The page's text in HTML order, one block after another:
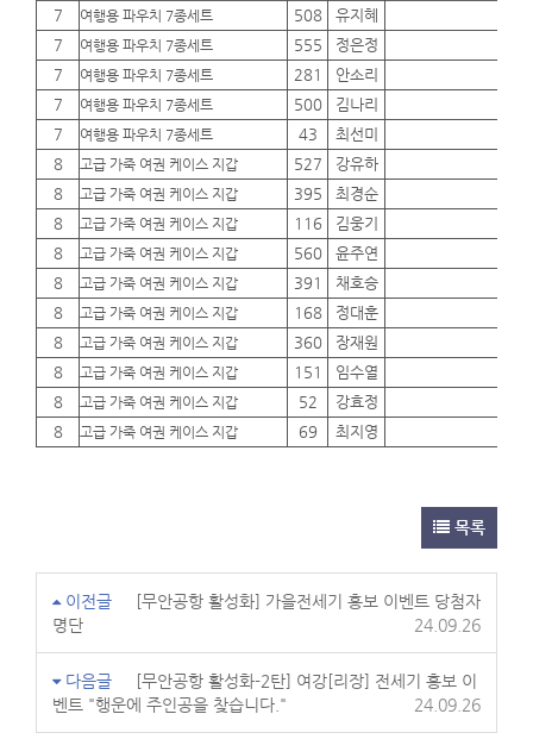
7
여행용 파우치 7종세트 508 유지혜
7
여행용 파우치 7종세트 555 정은정
7
여행용 파우치 7종세트 281 안소리
7
여행용 파우치 7종세트 500 김나리
7
여행용 파우치 7종세트 43 최선미
8
고급 가죽 여권 케이스 지갑 527 강유하
8
고급 가죽 여권 케이스 지갑 395 최경순
8
고급 가죽 여권 케이스 지갑 116 김웅기
8
고급 가죽 여권 케이스 지갑 560 윤주연
8
고급 가죽 여권 케이스 지갑 391 채호승
8
고급 가죽 여권 케이스 지갑 168 정대훈
8
고급 가죽 여권 케이스 지갑 360 장재원
8
고급 가죽 여권 케이스 지갑 151 임수열
8
고급 가죽 여권 케이스 지갑 52 강효정
8
고급 가죽 여권 케이스 지갑 69 최지영
목록
이전글
[무안공항 활성화] 가을전세기 홍보 이벤트 당첨자
명단
24.09.26
다음글
[무안공항 활성화-2탄] 여강[리장] 전세기 홍보 이
벤트 "행운에 주인공을 찾습니다."
24.09.26